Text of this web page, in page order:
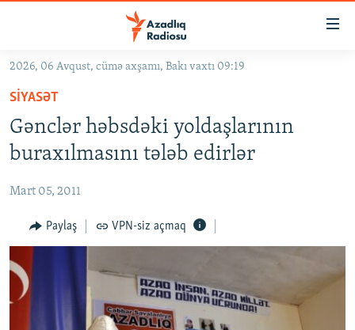
Əsas
qayıt
Əsas
naviqasiyaya
qayıt
GÜNDƏM
#İZAHLA
KORRUPSIOMETR
FƏRQƏ BAX
QANUNI DOĞRU
MULTIMEDIA
RADIO ARXIV
2026, 06 Avqust, cümə axşamı, Bakı vaxtı 09:19
SIYASƏT
Gənclər həbsdəki yoldaşlarının
buraxılmasını tələb edirlər
Mart 05, 2011
Paylaş VPN-siz açmaq